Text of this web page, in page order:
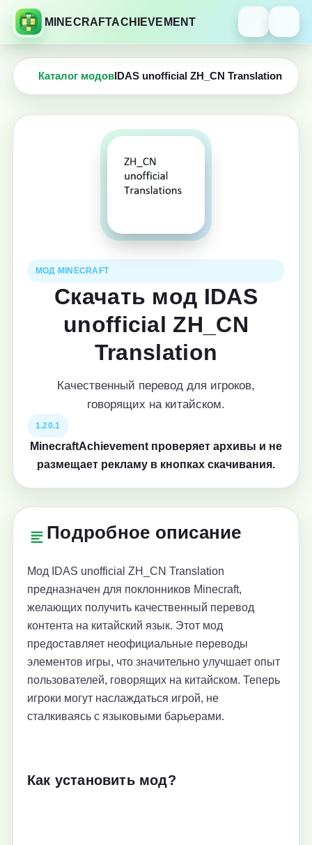
MINECRAFTACHIEVEMENT
Каталог модов IDAS unofficial ZH_CN Translation
МОД MINECRAFT
Скачать мод IDAS
unofficial ZH_CN
Translation
Качественный перевод для игроков,
говорящих на китайском.
1.20.1
MinecraftAchievement проверяет архивы и не
размещает рекламу в кнопках скачивания.
Подробное описание
Мод IDAS unofficial ZH_CN Translation
предназначен для поклонников Minecraft,
желающих получить качественный перевод
контента на китайский язык. Этот мод
предоставляет неофициальные переводы
элементов игры, что значительно улучшает опыт
пользователей, говорящих на китайском. Теперь
игроки могут наслаждаться игрой, не
сталкиваясь с языковыми барьерами.
Как установить мод?